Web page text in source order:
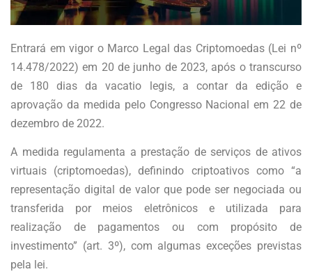
Entrará em vigor o Marco Legal das Criptomoedas (Lei nº
14.478/2022) em 20 de junho de 2023, após o transcurso
de 180 dias da vacatio legis, a contar da edição e
aprovação da medida pelo Congresso Nacional em 22 de
dezembro de 2022.
A medida regulamenta a prestação de serviços de ativos
virtuais (criptomoedas), definindo criptoativos como “a
representação digital de valor que pode ser negociada ou
transferida por meios eletrônicos e utilizada para
realização de pagamentos ou com propósito de
investimento” (art. 3º), com algumas exceções previstas
pela lei.